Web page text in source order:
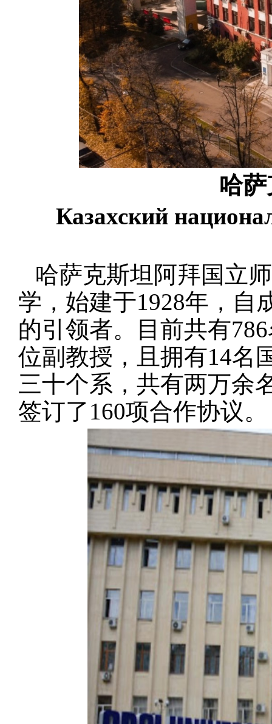
哈
Казахский
哈萨克斯坦阿拜国立
学，始建于1928年，自
的引领者。目前共有786
位副教授，且拥有14名
三十个系，共有两万余
签订了 160项合作协议。